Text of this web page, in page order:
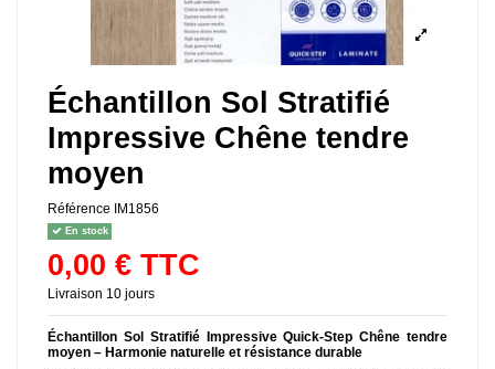
Échantillon Sol Stratifié
Impressive Chêne tendre
moyen
Référence IM1856
En stock
0,00 € TTC
Livraison 10 jours
Échantillon Sol Stratifié Impressive Quick-Step Chêne tendre
moyen – Harmonie naturelle et résistance durable